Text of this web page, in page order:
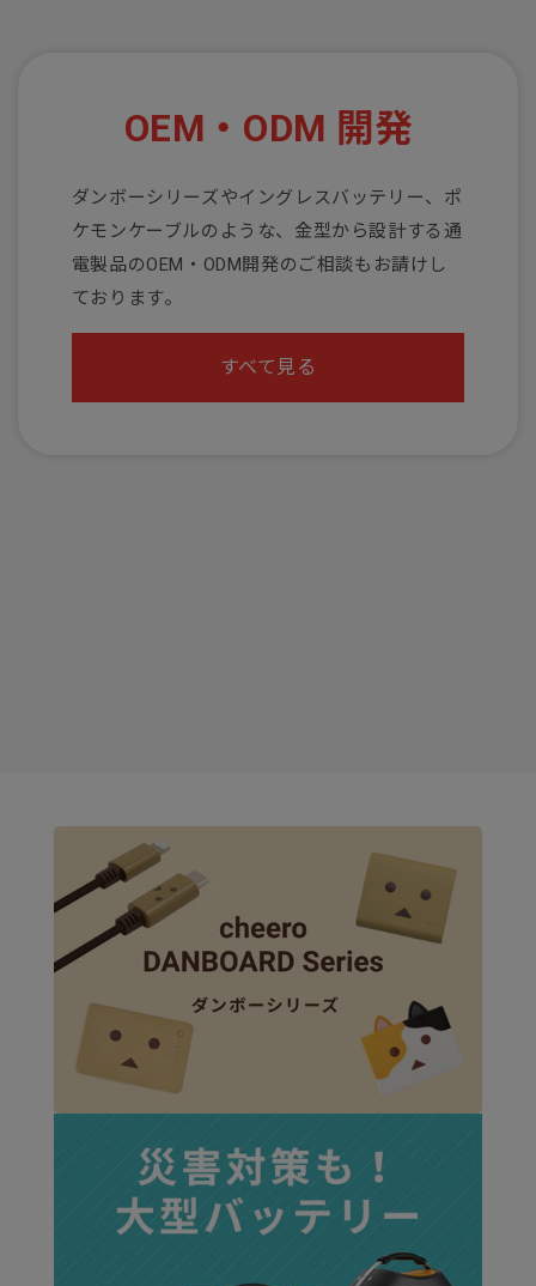
OEM・ODM 開発
ダンボーシリーズやイングレスバッテリー、ポ
ケモンケーブルのような、金型から設計する通
電製品のOEM・ODM開発のご相談もお請けし
ております。
すべて見る